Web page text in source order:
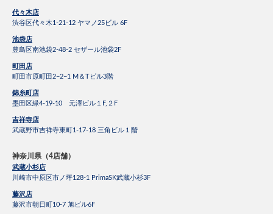
代々木店
渋谷区代々木1-21-12 ヤマノ25ビル 6F
池袋店
豊島区南池袋2-48-2 セザール池袋2F
町田店
町田市原町田2−2−1 M＆Tビル3階
錦糸町店
墨田区緑4-19-10 元澤ビル１F,２F
吉祥寺店
武蔵野市吉祥寺東町1-17-18 三角ビル１階
神奈川県（4店舗）
武蔵小杉店
川崎市中原区市ノ坪128-1 PrimaSK武蔵小杉3F
藤沢店
藤沢市朝日町10-7 旭ビル6F